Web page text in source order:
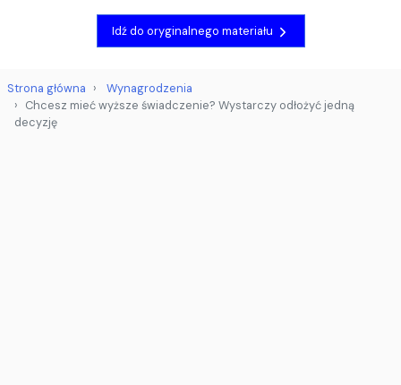
Idź do oryginalnego materiału
Strona główna
Wynagrodzenia
Chcesz mieć wyższe świadczenie? Wystarczy odłożyć jedną
decyzję